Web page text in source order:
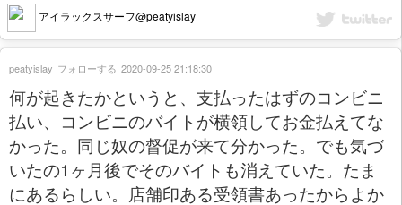
アイラックスサーフ@peatyislay
何が起きたかというと、支払ったはずのコンビニ
払い、コンビニのバイトが横領してお金払えてな
かった。同じ奴の督促が来て分かった。でも気づ
いたの1ヶ月後でそのバイトも消えていた。たま
にあるらしい。店舗印ある受領書あったからよか
peatyislay フォローする 2020-09-25 21:18:30